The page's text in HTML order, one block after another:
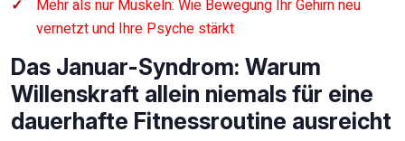
Mehr als nur Muskeln: Wie Bewegung Ihr Gehirn neu
vernetzt und Ihre Psyche stärkt
Das Januar-Syndrom: Warum
Willenskraft allein niemals für eine
dauerhafte Fitnessroutine ausreicht